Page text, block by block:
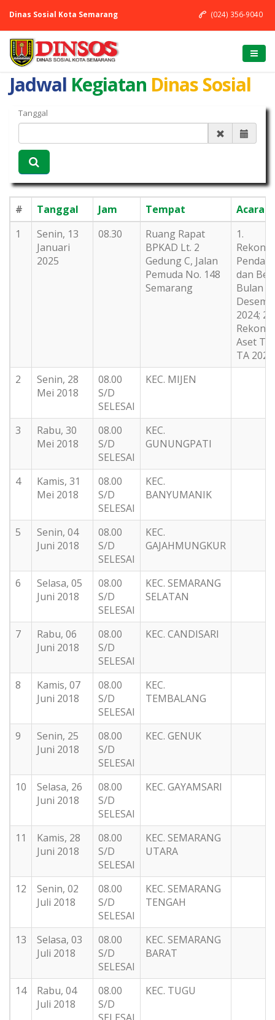
(024) 356-9040
Dinas Sosial Kota Semarang
Jadwal Kegiatan Dinas Sosial
Tanggal
# Tanggal Jam Tempat
Acara
1
Senin, 13
Januari
2025
08.30
Ruang Rapat
BPKAD Lt. 2
Gedung C, Jalan
Pemuda No. 148
Semarang
1.
dan
Bulan
2024; 2.
Aset
TA 2024.
2
Senin, 28
Mei 2018
08.00
S/D
SELESAI
KEC. MIJEN
3
Rabu, 30
Mei 2018
08.00
S/D
SELESAI
KEC.
GUNUNGPATI
4
Kamis, 31
Mei 2018
08.00
S/D
SELESAI
KEC.
BANYUMANIK
5
Senin, 04
Juni 2018
08.00
S/D
SELESAI
KEC.
GAJAHMUNGKUR
6
Selasa, 05
Juni 2018
08.00
S/D
SELESAI
KEC. SEMARANG
SELATAN
7
Rabu, 06
Juni 2018
08.00
S/D
SELESAI
KEC. CANDISARI
8
Kamis, 07
Juni 2018
08.00
S/D
SELESAI
KEC.
TEMBALANG
9
Senin, 25
Juni 2018
08.00
S/D
SELESAI
KEC. GENUK
10
Selasa, 26
Juni 2018
08.00
S/D
SELESAI
KEC. GAYAMSARI
11
Kamis, 28
Juni 2018
08.00
S/D
SELESAI
KEC. SEMARANG
UTARA
12
Senin, 02
Juli 2018
08.00
S/D
SELESAI
KEC. SEMARANG
TENGAH
13
Selasa, 03
Juli 2018
08.00
S/D
SELESAI
KEC. SEMARANG
BARAT
14
Rabu, 04
Juli 2018
08.00
S/D
KEC. TUGU